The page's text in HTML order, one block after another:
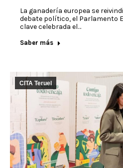
La ganadería europea se
debate político, el Parlamento
clave celebrada el…
Saber más
CITA Teruel